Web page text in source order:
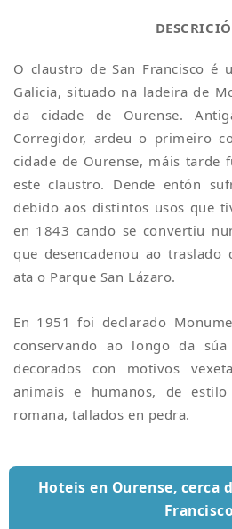
O claustro de San Francisco é
Galicia, situado na ladeira de
da cidade de Ourense.
Corregidor, ardeu o primeiro
cidade de Ourense, máis tarde
este claustro. Dende entón
debido aos distintos usos que
en 1843 cando se convertiu
que desencadenou ao traslado
ata o Parque San Lázaro.
En 1951 foi declarado
conservando ao longo da
decorados con motivos
animais e humanos, de
romana, tallados en pedra.
Hoteis en Ourense, cerca
Francisco